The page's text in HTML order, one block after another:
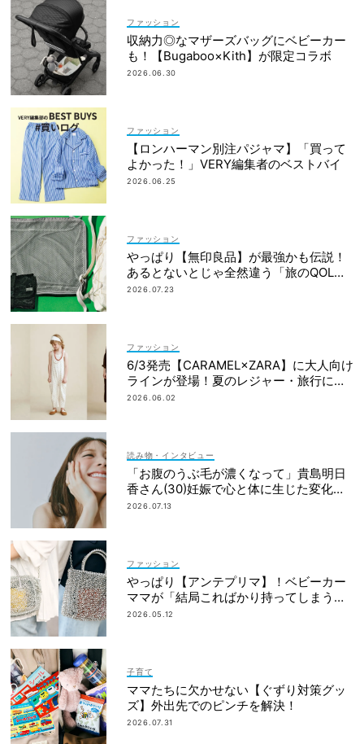
ファッション
収納力◎なマザーズバッグにベビーカー
も！【Bugaboo×Kith】が限定コラボ
2026.06.30
ファッション
【ロンハーマン別注パジャマ】「買って
よかった！」VERY編集者のベストバイ
2026.06.25
ファッション
やっぱり【無印良品】が最強かも伝説！
あるとないとじゃ全然違う「旅のQOL爆
上げアイテム」
2026.07.23
ファッション
6/3発売【CARAMEL×ZARA】に大人向け
ラインが登場！夏のレジャー・旅行にも
おすすめ
2026.06.02
読み物・インタビュー
「お腹のうぶ毛が濃くなって」貴島明日
香さん(30)妊娠で心と体に生じた変化も
「愛しいです」
2026.07.13
ファッション
やっぱり【アンテプリマ】！ベビーカー
ママが「結局こればかり持ってしまう」
納得の理由
2026.05.12
子育て
ママたちに欠かせない【ぐずり対策グッ
ズ】外出先でのピンチを解決！
2026.07.31